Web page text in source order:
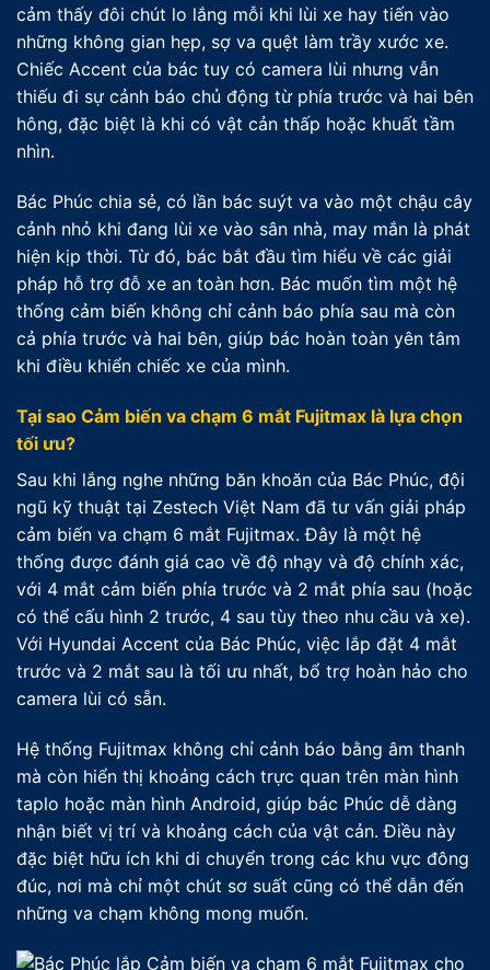
cảm thấy đôi chút lo lắng mỗi khi lùi xe hay tiến vào
những không gian hẹp, sợ va quệt làm trầy xước xe.
Chiếc Accent của bác tuy có camera lùi nhưng vẫn
thiếu đi sự cảnh báo chủ động từ phía trước và hai bên
hông, đặc biệt là khi có vật cản thấp hoặc khuất tầm
nhìn.
Bác Phúc chia sẻ, có lần bác suýt va vào một chậu cây
cảnh nhỏ khi đang lùi xe vào sân nhà, may mắn là phát
hiện kịp thời. Từ đó, bác bắt đầu tìm hiểu về các giải
pháp hỗ trợ đỗ xe an toàn hơn. Bác muốn tìm một hệ
thống cảm biến không chỉ cảnh báo phía sau mà còn
cả phía trước và hai bên, giúp bác hoàn toàn yên tâm
khi điều khiển chiếc xe của mình.
Tại sao Cảm biến va chạm 6 mắt Fujitmax là lựa chọn
tối ưu?
Sau khi lắng nghe những băn khoăn của Bác Phúc, đội
ngũ kỹ thuật tại Zestech Việt Nam đã tư vấn giải pháp
cảm biến va chạm 6 mắt Fujitmax. Đây là một hệ
thống được đánh giá cao về độ nhạy và độ chính xác,
với 4 mắt cảm biến phía trước và 2 mắt phía sau (hoặc
có thể cấu hình 2 trước, 4 sau tùy theo nhu cầu và xe).
Với Hyundai Accent của Bác Phúc, việc lắp đặt 4 mắt
trước và 2 mắt sau là tối ưu nhất, bổ trợ hoàn hảo cho
camera lùi có sẵn.
Hệ thống Fujitmax không chỉ cảnh báo bằng âm thanh
mà còn hiển thị khoảng cách trực quan trên màn hình
taplo hoặc màn hình Android, giúp bác Phúc dễ dàng
nhận biết vị trí và khoảng cách của vật cản. Điều này
đặc biệt hữu ích khi di chuyển trong các khu vực đông
đúc, nơi mà chỉ một chút sơ suất cũng có thể dẫn đến
những va chạm không mong muốn.